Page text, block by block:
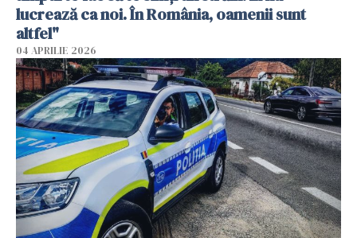
lucrează ca noi. În România, oamenii sunt
altfel"
04 APRILIE 2026